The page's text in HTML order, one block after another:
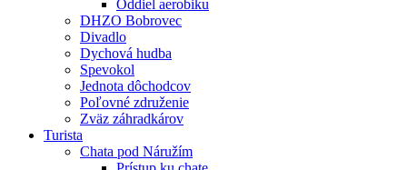
Oddiel aerobiku
DHZO Bobrovec
Divadlo
Dychová hudba
Spevokol
Jednota dôchodcov
Poľovné združenie
Zväz záhradkárov
Turista
Chata pod Náružím